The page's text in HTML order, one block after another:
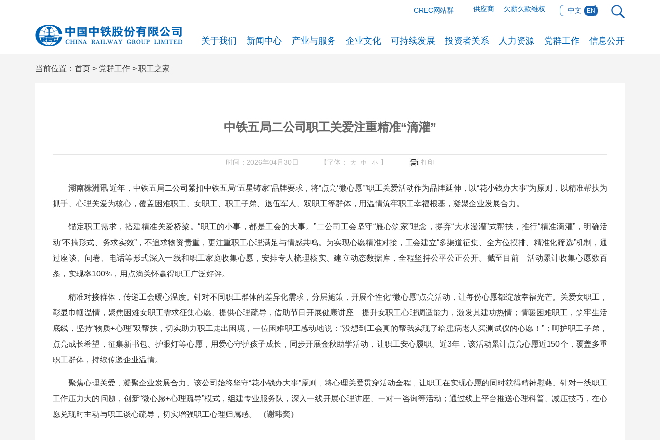
中文 EN
欠薪欠款维权
供应商
CREC网站群
关于我们 新闻中心 产业与服务 企业文化 可持续发展 投资者关系 人力资源 党群工作 信息公开
当前位置： 首页 > 党群工作 > 职工之家
中铁五局二公司职工关爱注重精准“滴灌”
时间：2026年04月30日 【字体： 大 中 小 】 打印
湖南株洲讯 近年，中铁五局二公司紧扣中铁五局“五星铸家”品牌要求，将“点亮‘微心愿’”职工关爱活动作为品牌延伸，以“花小钱办大事”为原则，以精准帮扶为
抓手、心理关爱为核心，覆盖困难职工、女职工、职工子弟、退伍军人、双职工等群体，用温情筑牢职工幸福根基，凝聚企业发展合力。
锚定职工需求，搭建精准关爱桥梁。“职工的小事，都是工会的大事。”二公司工会坚守“雁心筑家”理念，摒弃“大水漫灌”式帮扶，推行“精准滴灌”，明确活
动“不搞形式、务求实效”，不追求物资贵重，更注重职工心理满足与情感共鸣。为实现心愿精准对接，工会建立“多渠道征集、全方位摸排、精准化筛选”机制，通
过座谈、问卷、电话等形式深入一线和职工家庭收集心愿，安排专人梳理核实、建立动态数据库，全程坚持公平公正公开。截至目前，活动累计收集心愿数百
条，实现率100%，用点滴关怀赢得职工广泛好评。
精准对接群体，传递工会暖心温度。针对不同职工群体的差异化需求，分层施策，开展个性化“微心愿”点亮活动，让每份心愿都绽放幸福光芒。关爱女职工，
彰显巾帼温情，聚焦困难女职工需求征集心愿、提供心理疏导，借助节日开展健康讲座，提升女职工心理调适能力，激发其建功热情；情暖困难职工，筑牢生活
底线，坚持“物质+心理”双帮扶，切实助力职工走出困境，一位困难职工感动地说：“没想到工会真的帮我实现了给患病老人买测试仪的心愿！”；呵护职工子弟，
点亮成长希望，征集新书包、护眼灯等心愿，用爱心守护孩子成长，同步开展金秋助学活动，让职工安心履职。近3年，该活动累计点亮心愿近150个，覆盖多重
职工群体，持续传递企业温情。
聚焦心理关爱，凝聚企业发展合力。该公司始终坚守“花小钱办大事”原则，将心理关爱贯穿活动全程，让职工在实现心愿的同时获得精神慰藉。针对一线职工
工作压力大的问题，创新“微心愿+心理疏导”模式，组建专业服务队，深入一线开展心理讲座、一对一咨询等活动；通过线上平台推送心理科普、减压技巧，在心
愿兑现时主动与职工谈心疏导，切实增强职工心理归属感。
（谢玮奕）